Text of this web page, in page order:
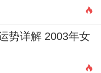
势详解 2003年女